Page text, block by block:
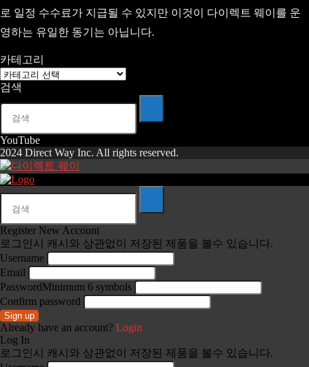
로 일정 수수료가 지급될 수 있지만 이것이 다이렉트 웨이를 운
영하는 유일한 동기는 아닙니다.
카테고리
카
테
고
검색
YouTube
2024 Direct Way Inc. All rights reserved.
Register New Account
로그인시 캐시와 상관없이 저장된 제품을 볼수 있습니다.
Username
Email
PasswordMinimum 6 symbols
Confirm password
Sign up
Already have an account? Login
Log In
로그인시 캐시와 상관없이 저장된 제품을 볼수 있습니다.